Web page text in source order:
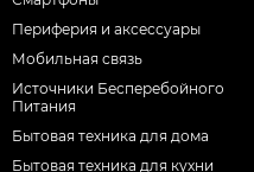
Периферия и аксессуары
Мобильная связь
Источники Бесперебойного
Питания
Бытовая техника для дома
Бытовая техника для кухни